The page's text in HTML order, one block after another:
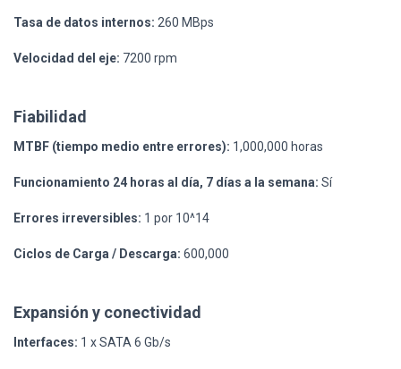
Tasa de datos internos: 260 MBps
Velocidad del eje: 7200 rpm
Fiabilidad
MTBF (tiempo medio entre errores): 1,000,000 horas
Funcionamiento 24 horas al día, 7 días a la semana: Sí
Errores irreversibles: 1 por 10^14
Ciclos de Carga / Descarga: 600,000
Expansión y conectividad
Interfaces: 1 x SATA 6 Gb/s